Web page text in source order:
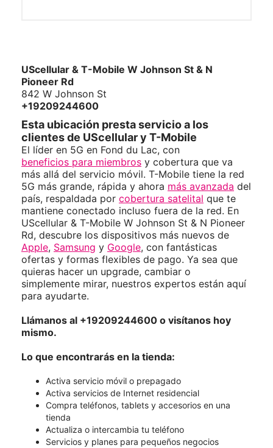
UScellular & T-Mobile W Johnson St & N
Pioneer Rd
842 W Johnson St
+19209244600
Esta ubicación presta servicio a los
clientes de UScellular y T-Mobile
El líder en 5G en Fond du Lac, con
beneficios para miembros y cobertura que va
más allá del servicio móvil. T-Mobile tiene la red
5G más grande, rápida y ahora más avanzada del
país, respaldada por cobertura satelital que te
mantiene conectado incluso fuera de la red. En
UScellular & T-Mobile W Johnson St & N Pioneer
Rd, descubre los dispositivos más nuevos de
Apple, Samsung y Google, con fantásticas
ofertas y formas flexibles de pago. Ya sea que
quieras hacer un upgrade, cambiar o
simplemente mirar, nuestros expertos están aquí
para ayudarte.
Llámanos al +19209244600 o visítanos hoy
mismo.
Lo que encontrarás en la tienda:
Activa servicio móvil o prepagado
Activa servicios de Internet residencial
Compra teléfonos, tablets y accesorios en una
tienda
Actualiza o intercambia tu teléfono
Servicios y planes para pequeños negocios